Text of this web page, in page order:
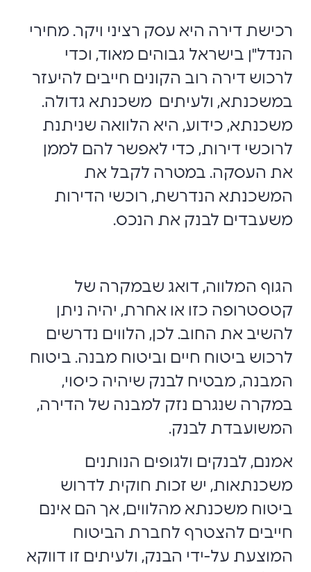
רכישת דירה היא עסק רציני ויקר. מחירי
הנדל"ן בישראל גבוהים מאוד, וכדי
לרכוש דירה רוב הקונים חייבים להיעזר
במשכנתא, ולעיתים משכנתא גדולה.
משכנתא, כידוע, היא הלוואה שניתנת
לרוכשי דירות, כדי לאפשר להם לממן
את העסקה. במטרה לקבל את
המשכנתא הנדרשת, רוכשי הדירות
משעבדים לבנק את הנכס.
הגוף המלווה, דואג שבמקרה של
קטסטרופה כזו או אחרת, יהיה ניתן
להשיב את החוב. לכן, הלווים נדרשים
לרכוש ביטוח חיים וביטוח מבנה. ביטוח
המבנה, מבטיח לבנק שיהיה כיסוי,
במקרה שנגרם נזק למבנה של הדירה,
המשועבדת לבנק.
אמנם, לבנקים ולגופים הנותנים
משכנתאות, יש זכות חוקית לדרוש
ביטוח משכנתא מהלווים, אך הם אינם
חייבים להצטרף לחברת הביטוח
המוצעת על-ידי הבנק, ולעיתים זו דווקא